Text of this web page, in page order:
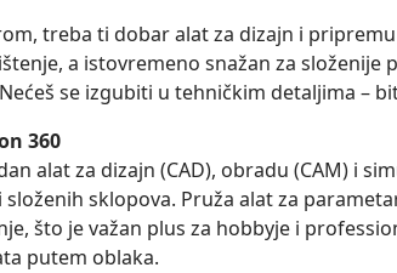
treba ti dobar alat za dizajn i
a istovremeno snažan za
se izgubiti u tehničkim detaljima –
360
alat za dizajn (CAD), obradu (CAM) i
sklopova. Pruža alat za
što je važan plus za hobbyje i
putem oblaka.